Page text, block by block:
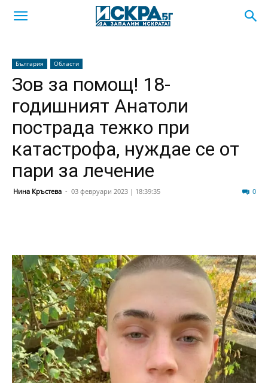
България Области
Зов за помощ! 18-
годишният Анатоли
пострада тежко при
катастрофа, нуждае се от
пари за лечение
Нина Кръстева - 03 февруари 2023 | 18:39:35 0